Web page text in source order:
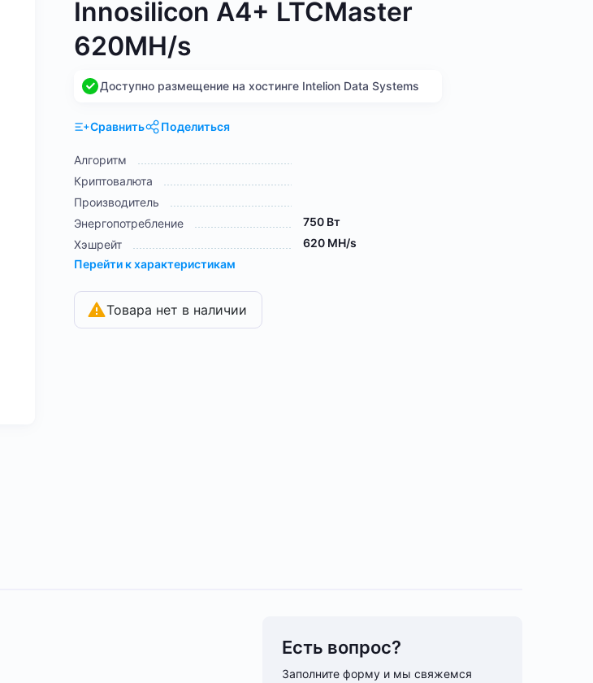
Innosilicon A4+ LTCMaster
620MH/s
Доступно размещение на хостинге Intelion Data Systems
Сравнить Поделиться
Алгоритм
Криптовалюта
Производитель
Энергопотребление
750 Вт
Хэшрейт
620 MH/s
Перейти к характеристикам
Товара нет в наличии
Есть вопрос?
Заполните форму и мы свяжемся